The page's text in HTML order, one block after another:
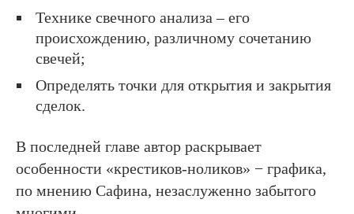
Технике свечного анализа – его
происхождению, различному сочетанию
свечей;
Определять точки для открытия и закрытия
сделок.
В последней главе автор раскрывает
особенности «крестиков-ноликов» − графика,
по мнению Сафина, незаслуженно забытого